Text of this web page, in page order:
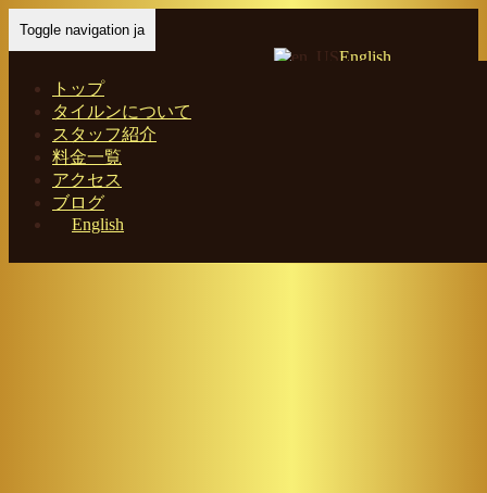
English
Toggle navigation ja
トップ
タイルンについて
スタッフ紹介
料金一覧
アクセス
ブログ
English
-ディ…